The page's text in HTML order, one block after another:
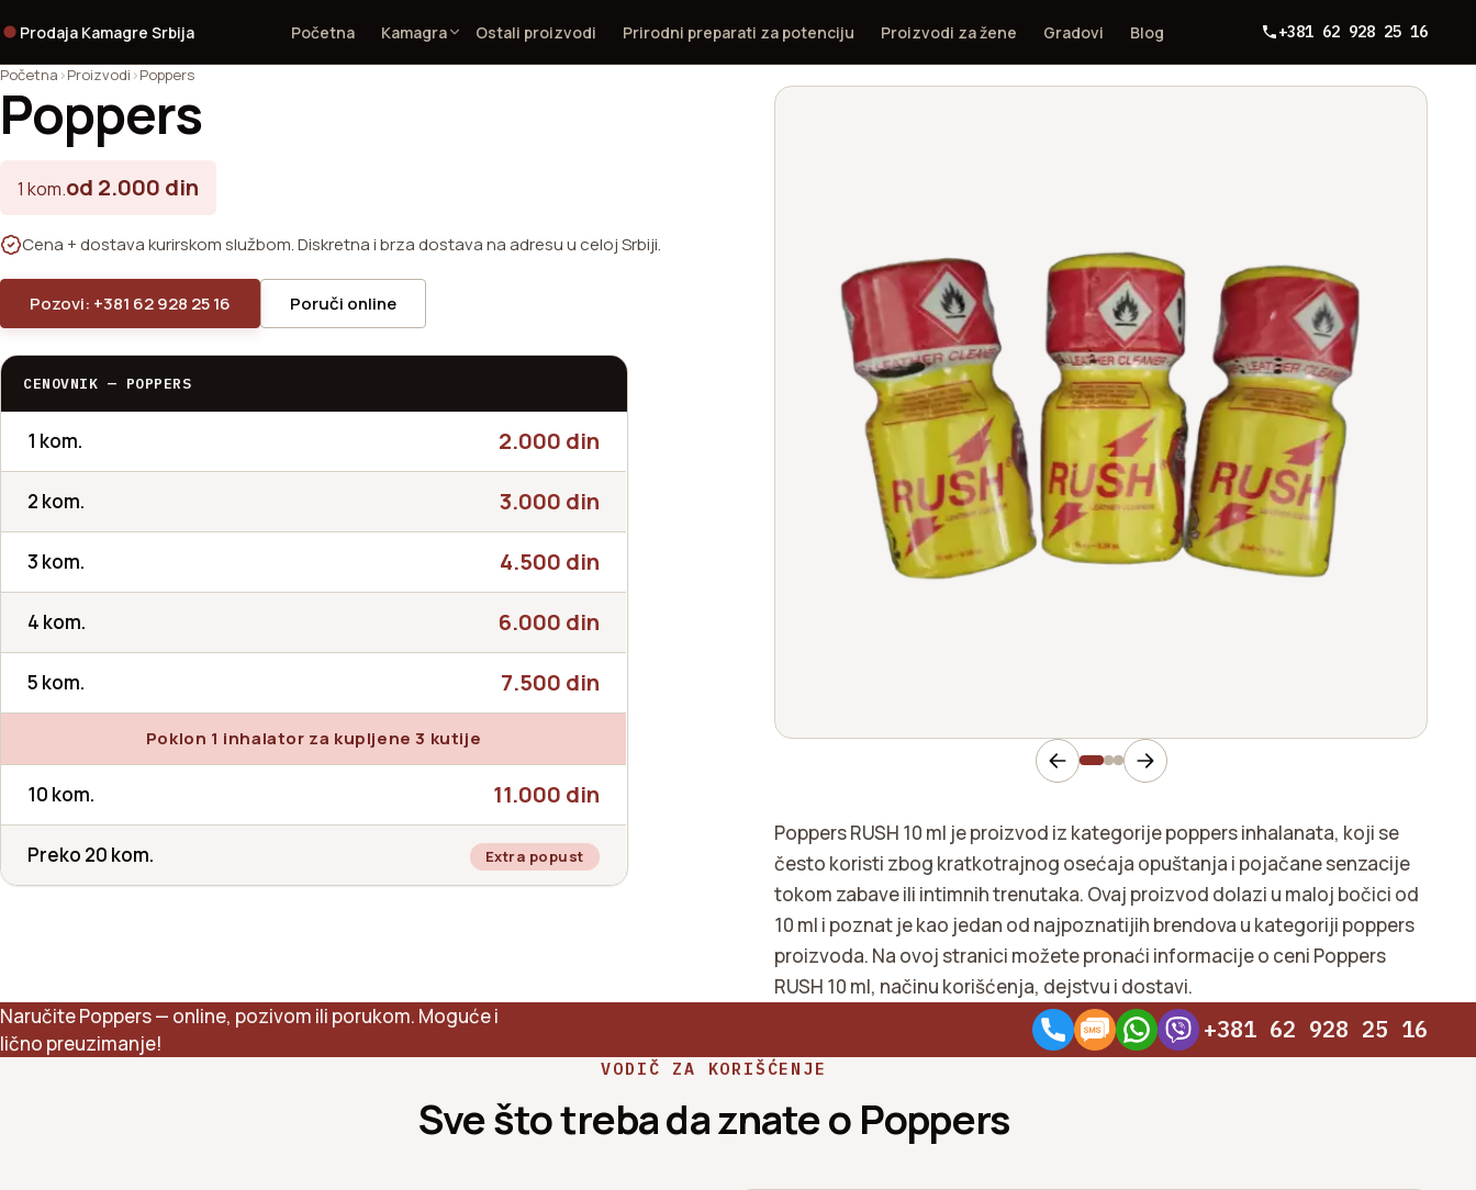
Prodaja Kamagre Srbija Početna Kamagra Ostali proizvodi Prirodni preparati za potenciju Proizvodi za žene Gradovi Blog +381 62 928 25 16
Početna Proizvodi Poppers
Poppers
1 kom.od 2.000 din
Cena + dostava kurirskom službom. Diskretna i brza dostava na adresu u celoj Srbiji.
Pozovi: +381 62 928 25 16 Poruči online
CENOVNIK — POPPERS
1 kom. 2.000 din
2 kom. 3.000 din
3 kom. 4.500 din
4 kom. 6.000 din
5 kom. 7.500 din
Poklon 1 inhalator za kupljene 3 kutije
10 kom. 11.000 din
Preko 20 kom. Extra popust
Poppers RUSH 10 ml je proizvod iz kategorije poppers inhalanata, koji se
često koristi zbog kratkotrajnog osećaja opuštanja i pojačane senzacije
tokom zabave ili intimnih trenutaka. Ovaj proizvod dolazi u maloj bočici od
10 ml i poznat je kao jedan od najpoznatijih brendova u kategoriji poppers
proizvoda. Na ovoj stranici možete pronaći informacije o ceni Poppers
RUSH 10 ml, načinu korišćenja, dejstvu i dostavi.
Naručite Poppers — online, pozivom ili porukom. Moguće i
lično preuzimanje!
+381 62 928 25 16
VODIČ ZA KORIŠĆENJE
Sve što treba da znate o Poppers